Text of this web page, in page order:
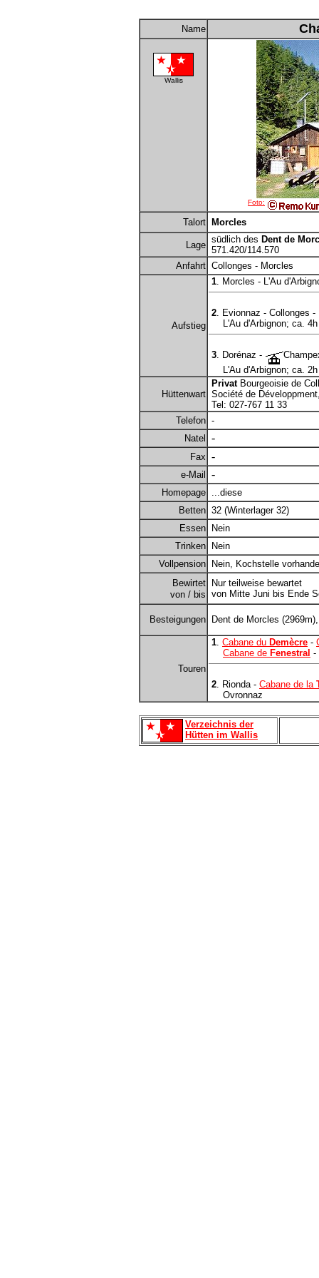
Name
Wallis
Foto:
Talort Morcles
Lage
südlich des Dent de
571.420/114.570
Anfahrt Collonges - Morcles
Aufstieg
1. Morcles - L'Au
2. Evionnaz - Collonges
L'Au d'Arbignon; ca. 4h
3. Dorénaz -
L'Au d'Arbignon; ca. 2h
Hüttenwart
Privat Bourgeoisie de
Société de
Tel: 027-767 11 33
Telefon -
Natel
-
Fax -
e-Mail -
Homepage ...diese
Betten 32 (Winterlager 32)
Essen
Nein
Trinken
Nein
Vollpension
Nein, Kochstelle
Bewirtet
von / bis
Nur teilweise bewartet
von Mitte Juni bis Ende
Besteigungen Dent de Morcles
Touren
1. Cabane du Demècre -
Cabane de Fenestral -
2. Rionda - Cabane de la
Ovronnaz
Verzeichnis der
Hütten im Wallis